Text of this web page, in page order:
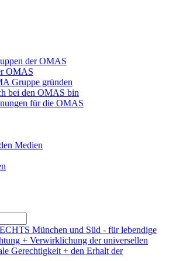
der OMAS
OMAS
Gruppe gründen
bei den OMAS bin
für die OMAS
Medien